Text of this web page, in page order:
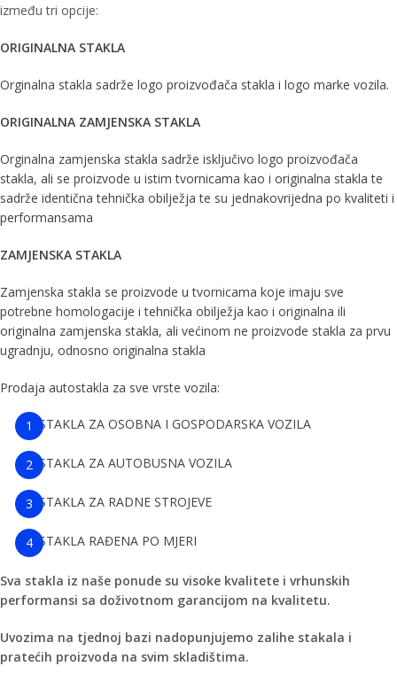
između tri opcije:
ORIGINALNA STAKLA
Orginalna stakla sadrže logo proizvođača stakla i logo marke vozila.
ORIGINALNA ZAMJENSKA STAKLA
Orginalna zamjenska stakla sadrže isključivo logo proizvođača
stakla, ali se proizvode u istim tvornicama kao i originalna stakla te
sadrže identična tehnička obilježja te su jednakovrijedna po kvaliteti i
performansama
ZAMJENSKA STAKLA
Zamjenska stakla se proizvode u tvornicama koje imaju sve
potrebne homologacije i tehnička obilježja kao i originalna ili
originalna zamjenska stakla, ali većinom ne proizvode stakla za prvu
ugradnju, odnosno originalna stakla
Prodaja autostakla za sve vrste vozila:
STAKLA ZA OSOBNA I GOSPODARSKA VOZILA
STAKLA ZA AUTOBUSNA VOZILA
STAKLA ZA RADNE STROJEVE
STAKLA RAĐENA PO MJERI
Sva stakla iz naše ponude su visoke kvalitete i vrhunskih
performansi sa doživotnom garancijom na kvalitetu.
Uvozima na tjednoj bazi nadopunjujemo zalihe stakala i
pratećih proizvoda na svim skladištima.